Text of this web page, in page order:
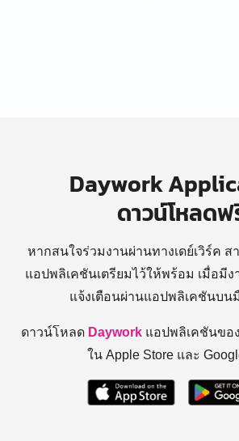
Daywork
ดาวน์โหลดฟ
หากสนใจร่วมงานผ่านทางเดย์เวิร์ค
แอปพลิเคชันเตรียมไว้ให้พร้อม เมื่อมี
แจ้งเตือนผ่านแอปพลิเคชันบ
ดาวน์โหลด Daywork แอปพลิเคชันขอ
ใน Apple Store และ